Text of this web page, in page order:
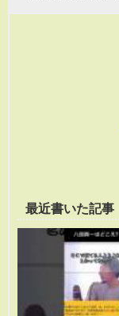
最近書いた記事